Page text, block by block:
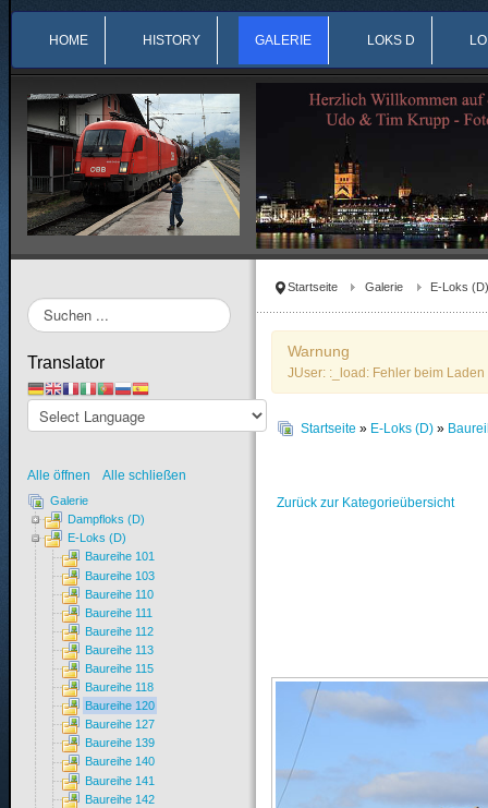
HOME HISTORY GALERIE LOKS D
Startseite Galerie E-Loks (D)
Warnung
JUser: :_load: Fehler beim
Startseite » E-Loks (D) »
Zurück zur Kategorieübersicht
Suchen
...
Translator
Alle öffnen Alle schließen
Galerie
Dampfloks (D)
E-Loks (D)
Baureihe 101
Baureihe 103
Baureihe 110
Baureihe 111
Baureihe 112
Baureihe 113
Baureihe 115
Baureihe 118
Baureihe 120
Baureihe 127
Baureihe 139
Baureihe 140
Baureihe 141
Baureihe 142